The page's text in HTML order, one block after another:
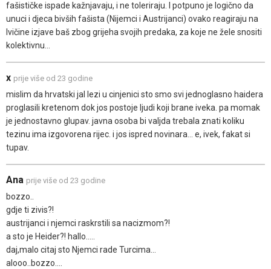
fašističke ispade kažnjavaju, i ne toleriraju. I potpuno je logično da
unuci i djeca bivših fašista (Nijemci i Austrijanci) ovako reagiraju na
Ivičine izjave baš zbog grijeha svojih predaka, za koje ne žele snositi
kolektivnu...
x prije više od 23 godine
mislim da hrvatski jal lezi u cinjenici sto smo svi jednoglasno haidera
proglasili kretenom dok jos postoje ljudi koji brane iveka. pa momak
je jednostavno glupav. javna osoba bi valjda trebala znati koliku
tezinu ima izgovorena rijec. i jos ispred novinara... e, ivek, fakat si
tupav.
Ana prije više od 23 godine
bozzo..
gdje ti zivis?!
austrijanci i njemci raskrstili sa nacizmom?!
a sto je Heider?! hallo.....
daj,malo citaj sto Njemci rade Turcima...
alooo..bozzo....